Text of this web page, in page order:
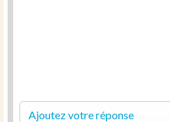
Ajoutez votre réponse